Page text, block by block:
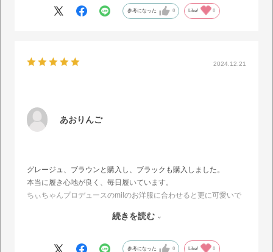
どとても満足しています。
普段22.5cmで、スニーカーだと23.0cmもはきますし、ストッキン
か迷い中です。
参考になった 0 Like! 0
2024.12.21
あおりんご
グレージュ、ブラウンと購入し、ブラックも購入しました。
本当に履き心地が良く、毎日履いています。
ちぃちゃんプロデュースのmilのお洋服に合わせると更に可愛いで
シンプルに履きたい時はベルトを外せるので、どんなスタイルにも
来年もブーツを出してくれたらいいなと期待をしています！
続きを読む
参考になった 0 Like! 0